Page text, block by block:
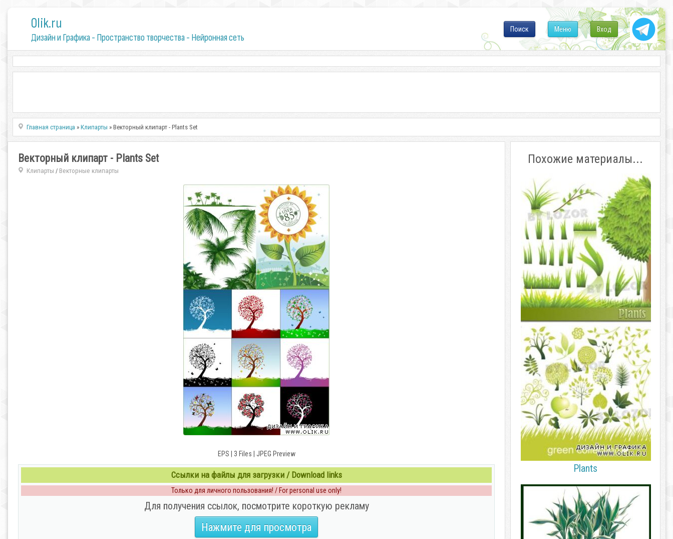
0lik.ru
Дизайн и Графика - Пространство творчества - Нейронная сеть
Вход
Меню
Поиск
Главная страница »Клипарты » Векторный клипарт - Plants Set
Векторный клипарт - Plants Set
Клипарты / Векторные клипарты
EPS | 3 Files | JPEG Preview
Ссылки на файлы для загрузки / Download links
Только для личного пользования! / For personal use only!
Для получения ссылок, посмотрите короткую рекламу
Нажмите для просмотра
Похожие материалы...
Plants